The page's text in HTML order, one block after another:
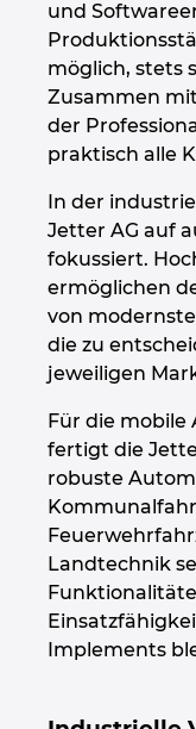
und
möglich, stets
Zusammen
der
praktisch alle
In der
Jetter AG auf
fokussiert.
ermöglichen
von
die zu
jeweiligen
Für die
fertigt die
robuste
Landtechnik
Implements
Indonesien
Irland
Italien
Kanada
Kolumbien
Kroatien
Litauen
Luxemburg
Malaysia